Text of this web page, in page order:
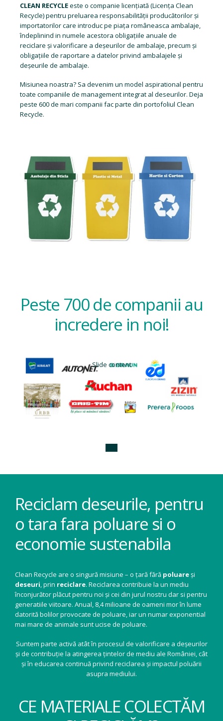
CLEAN RECYCLEeste o companie licențiată (Licența Clean
Recycle) pentru preluarea responsabilității producătorilor și
importatorilor care introduc pe piața româneasca ambalaje,
îndeplinind in numele acestora obligațiile anuale de
reciclare și valorificare a deșeurilor de ambalaje, precum și
obligațiile de raportare a datelor privind ambalajele și
deșeurile de ambalaje.
Misiunea noastra? Sa devenim un model aspirational pentru
toate companiile de management integrat al deseurilor. Deja
peste 600 de mari companii fac parte din portofoliul Clean
Recycle.
Peste 700 de companii au
incredere in noi!
Slide content
Reciclam deseurile, pentru
o tara fara poluare si o
economie sustenabila
Clean Recycle are o singură misiune – o țară fără poluareși
deseuri, prin reciclare. Reciclarea contribuie la un mediu
înconjurător plăcut pentru noi și cei din jurul nostru dar si pentru
generatiile viitoare. Anual, 8,4 milioane de oameni mor în lume
datorită bolilor provocate de poluare, iar un numar exponential
mai mare de animale sunt ucise de poluare.
Suntem parte activă atât în procesul de valorificare a deșeurilor
și de contribuție la atingerea țintelor de mediu ale României, cât
și în educarea continuă privind reciclarea și impactul poluării
asupra mediului.
CE MATERIALE COLECTĂM